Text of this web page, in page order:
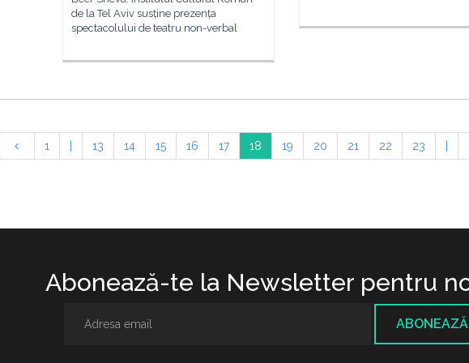
de la Tel Aviv susține prezența
spectacolului de teatru non-verbal
1 13 14 15 16 17 18 19 20 21 22 23
Abonează-te la Newsletter pentru